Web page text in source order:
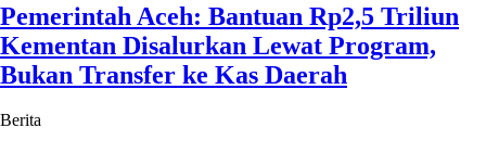
Pemerintah Aceh: Bantuan Rp2,5 Triliun
Kementan Disalurkan Lewat Program,
Bukan Transfer ke Kas Daerah
Berita